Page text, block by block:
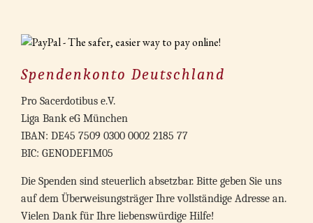
Spendenkonto Deutschland
Pro Sacerdotibus e.V.
Liga Bank eG München
IBAN: DE45 7509 0300 0002 2185 77
BIC: GENODEF1M05
Die Spenden sind steuerlich absetzbar. Bitte geben Sie uns
auf dem Überweisungsträger Ihre vollständige Adresse an.
Vielen Dank für Ihre liebenswürdige Hilfe!